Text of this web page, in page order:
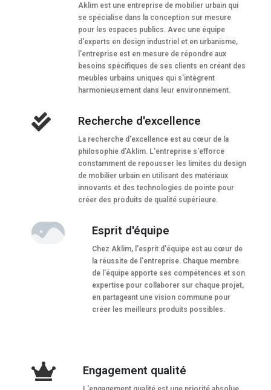
Aklim est une entreprise de mobilier urbain qui
se spécialise dans la conception sur mesure
pour les espaces publics. Avec une équipe
d'experts en design industriel et en urbanisme,
l'entreprise est en mesure de répondre aux
besoins spécifiques de ses clients en créant des
meubles urbains uniques qui s'intègrent
harmonieusement dans leur environnement.
Recherche d'excellence
La recherche d'excellence est au cœur de la
philosophie d'Aklim. L'entreprise s'efforce
constamment de repousser les limites du design
de mobilier urbain en utilisant des matériaux
innovants et des technologies de pointe pour
créer des produits de qualité supérieure.
Esprit d'équipe
Chez Aklim, l'esprit d'équipe est au cœur de
la réussite de l'entreprise. Chaque membre
de l'équipe apporte ses compétences et son
expertise pour collaborer sur chaque projet,
en partageant une vision commune pour
créer les meilleurs produits possibles.
Engagement qualité